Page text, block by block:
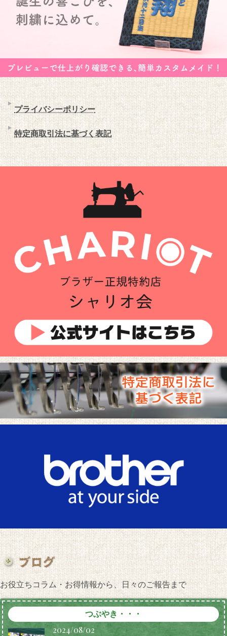
プライバシーポリシー
特定商取引法に基づく表記
お役立ちコラム・お得情報から、日々のご報告まで
つぶやき・・・
2024/08/02